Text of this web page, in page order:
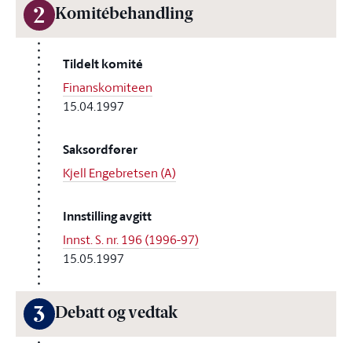
2 Komitébehandling
Tildelt komité
Finanskomiteen
15.04.1997
Saksordfører
Kjell Engebretsen (A)
Innstilling avgitt
Innst. S. nr. 196 (1996-97)
15.05.1997
3 Debatt og vedtak